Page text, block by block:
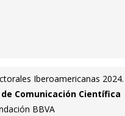
Iberoamericanas
de Comunicación Científica
BBVA